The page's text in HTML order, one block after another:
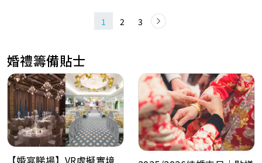
1 2 3
婚禮籌備貼士
【婚宴睇場】VR虛擬實境